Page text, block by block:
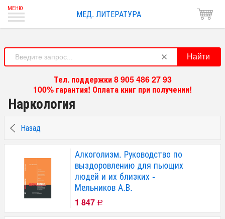
МЕД. ЛИТЕРАТУРА
Найти
Тел. поддержки 8 905 486 27 93
100% гарантия! Оплата книг при получении!
Наркология
Назад
Алкоголизм. Руководство по
выздоровлению для пьющих
людей и их близких -
Мельников А.В.
1 847 Р